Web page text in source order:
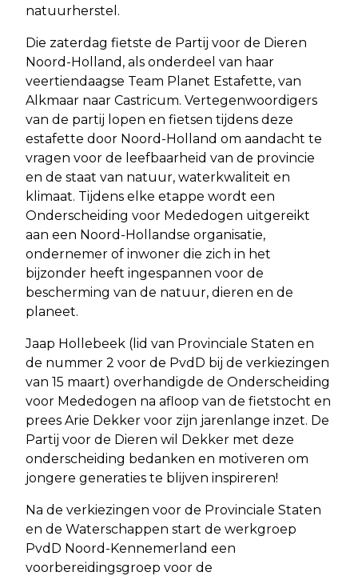
natuurherstel.
Die zaterdag fietste de Partij voor de Dieren
Noord-Holland, als onderdeel van haar
veertiendaagse Team Planet Estafette, van
Alkmaar naar Castricum. Vertegenwoordigers
van de partij lopen en fietsen tijdens deze
estafette door Noord-Holland om aandacht te
vragen voor de leefbaarheid van de provincie
en de staat van natuur, waterkwaliteit en
klimaat. Tijdens elke etappe wordt een
Onderscheiding voor Mededogen uitgereikt
aan een Noord-Hollandse organisatie,
ondernemer of inwoner die zich in het
bijzonder heeft ingespannen voor de
bescherming van de natuur, dieren en de
planeet.
Jaap Hollebeek (lid van Provinciale Staten en
de nummer 2 voor de PvdD bij de verkiezingen
van 15 maart) overhandigde de Onderscheiding
voor Mededogen na afloop van de fietstocht en
prees Arie Dekker voor zijn jarenlange inzet. De
Partij voor de Dieren wil Dekker met deze
onderscheiding bedanken en motiveren om
jongere generaties te blijven inspireren!
Na de verkiezingen voor de Provinciale Staten
en de Waterschappen start de werkgroep
PvdD Noord-Kennemerland een
voorbereidingsgroep voor de